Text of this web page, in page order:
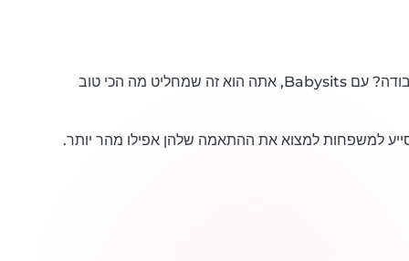
מחפשים בייביסיטר מנוסה, או עבודה? עם Babysits, אתה הוא זה שמחליט מה הכי טוב
למשפחות למצוא את ההתאמה שלהן אפילו מהר יותר.